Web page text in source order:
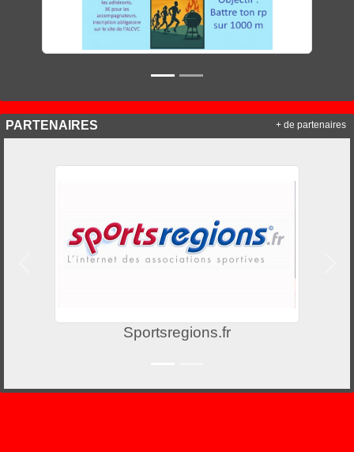
PARTENAIRES
Sportsregions.fr
+ de partenaires